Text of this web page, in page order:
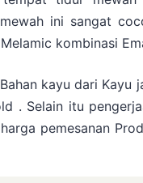
ini sangat
kombinasi
kayu dari Kayu
. Selain itu
pemesanan